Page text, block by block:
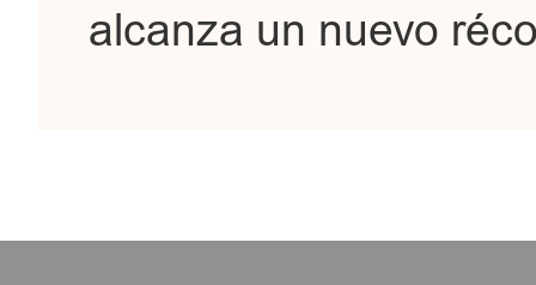
alcanza un nuevo